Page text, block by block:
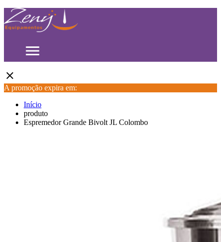
menu
close
A promoção expira em:
Início
produto
Espremedor Grande Bivolt JL Colombo